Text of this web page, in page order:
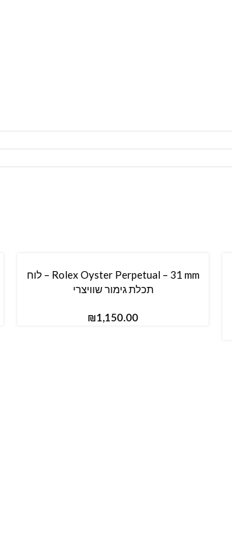
הוספה לסל
Rolex Oyster Perpetual – 31 mm – לוח
תכלת גימור שוויצרי
₪